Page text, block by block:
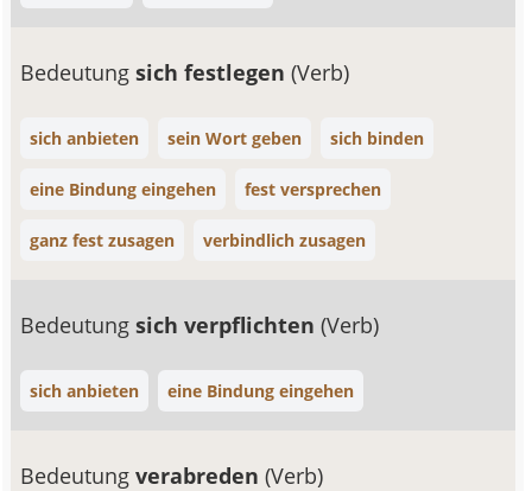
Bedeutungsich festlegen(Verb)
sich anbieten sein Wort geben sich binden
eine Bindung eingehen fest versprechen
ganz fest zusagen verbindlich zusagen
Bedeutungsich verpflichten(Verb)
sich anbieten eine Bindung eingehen
Bedeutungverabreden(Verb)